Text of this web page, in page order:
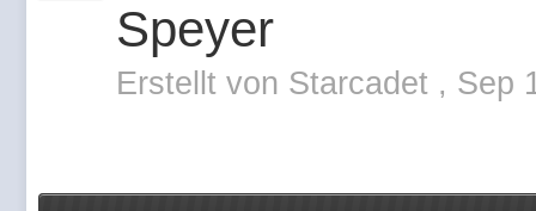
Speyer
Erstellt von Starcadet , Sep